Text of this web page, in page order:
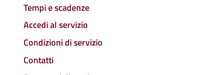
Tempi e scadenze
Accedi al servizio
Condizioni di servizio
Contatti